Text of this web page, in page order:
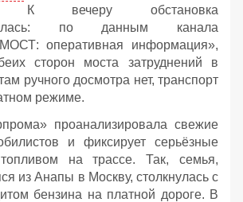
К вечеру обстановка
по данным канала
оперативная информация»,
сторон моста затруднений в
ручного досмотра нет, транспорт
режиме.
проанализировала свежие
и фиксирует серьёзные
на трассе. Так, семья,
из Анапы в Москву, столкнулась с
бензина на платной дороге. В